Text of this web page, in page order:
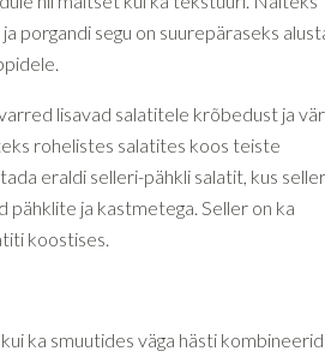
porgandi segu on suurepäraseks
lisavad salatitele krõbedust ja
rohelistes salatites koos teiste
eraldi selleri-pähkli salatit, kus
pähklite ja kastmetega. Seller on ka
koostises.
ka smuutides väga hästi